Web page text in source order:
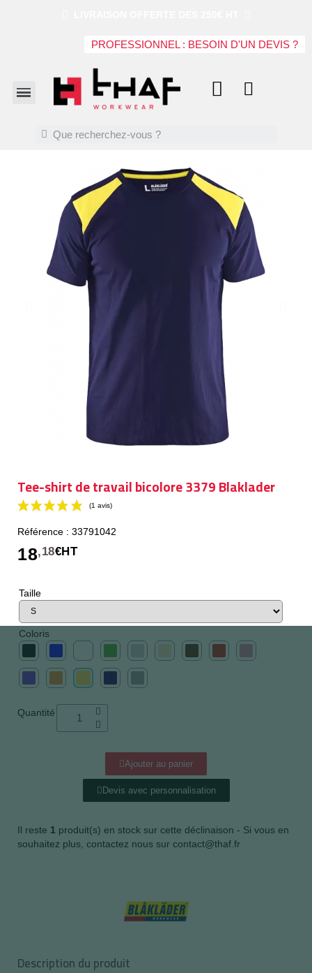
PROFESSIONNEL : BESOIN D'UN DEVIS ?
Tee-shirt de travail bicolore 3379 Blaklader
Référence : 33791042
18,18€HT
Taille
Coloris
Quantité
Ajouter au panier
Devis avec personnalisation
Il reste 1 produit(s) en stock sur cette déclinaison - Si vous en
souhaitez plus, contactez nous sur contact@thaf.fr
Description du produit